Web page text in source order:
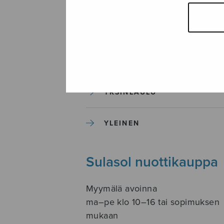
SOITINKOULUT JA OPPAAT
YKSINLAULU
YLEINEN
Sulasol nuottikauppa
Myymälä avoinna
ma–pe klo 10–16 tai sopimuksen
mukaan